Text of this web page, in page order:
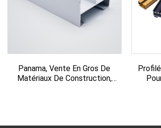
Panama, Vente En Gros De
Matériaux De Construction,